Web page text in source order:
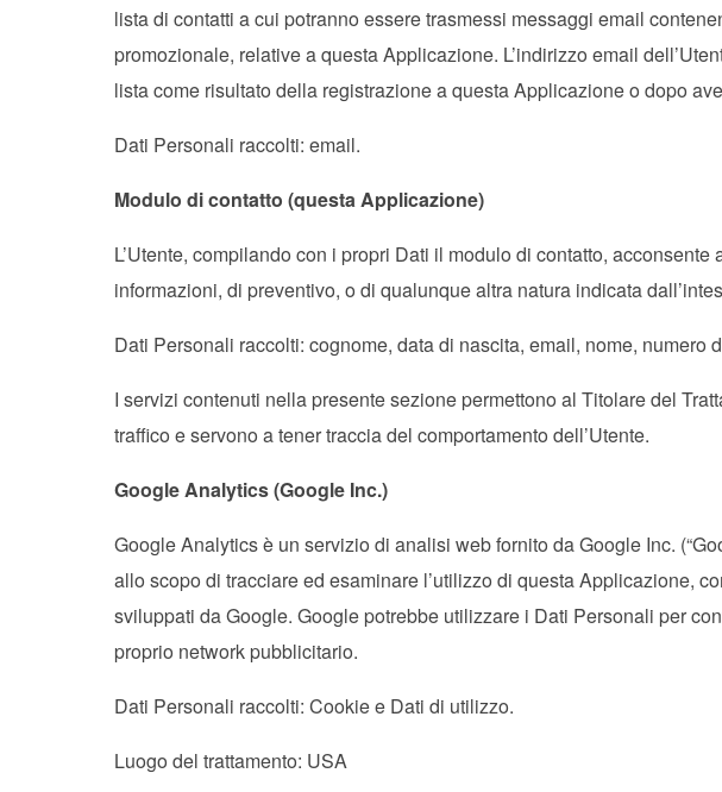
lista di contatti a cui potranno essere trasmessi messaggi email
promozionale, relative a questa Applicazione. L’indirizzo email
lista come risultato della registrazione a questa Applicazione o dopo
Dati Personali raccolti: email.
Modulo di contatto (questa Applicazione)
L’Utente, compilando con i propri Dati il modulo di contatto,
informazioni, di preventivo, o di qualunque altra natura indicata
Dati Personali raccolti: cognome, data di nascita, email, nome, numero
I servizi contenuti nella presente sezione permettono al Titolare del
traffico e servono a tener traccia del comportamento dell’Utente.
Google Analytics (Google Inc.)
Google Analytics è un servizio di analisi web fornito da Google Inc.
allo scopo di tracciare ed esaminare l’utilizzo di questa Applicazione,
sviluppati da Google. Google potrebbe utilizzare i Dati Personali per
proprio network pubblicitario.
Dati Personali raccolti: Cookie e Dati di utilizzo.
Luogo del trattamento: USA